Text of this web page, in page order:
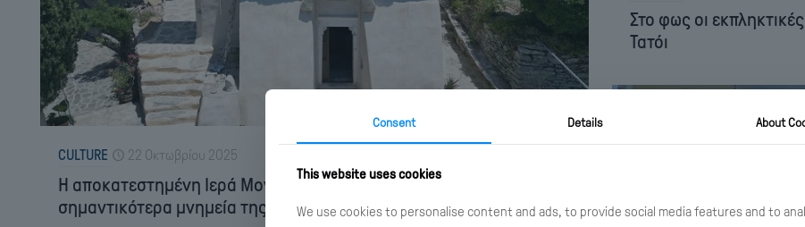
Στο φως οι
Τατόι
CULTURE 22 Οκτωβρίου 2025
Η αποκατεστημένη Ιερά Μονή της Οσίας Θεοκτίστης – Από τα
σημαντικότερα μνημεία της Ικαρίας
Consent Details About
This website uses cookies
We use cookies to personalise content and ads, to provide social media features and to